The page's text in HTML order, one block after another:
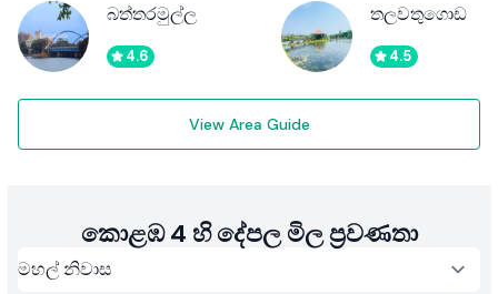
බත්තරමුල්ල
4.6
තලවතුගොඩ
4.5
View Area Guide
කොළඹ 4 හි දේපල මිල ප්‍රවණතා